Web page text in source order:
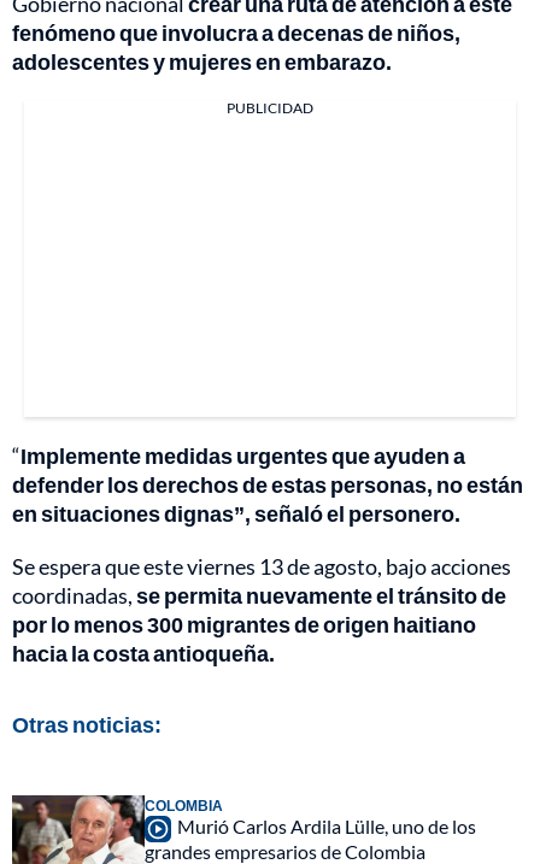
fenómeno que involucra a decenas de niños,
adolescentes y mujeres en embarazo.
PUBLICIDAD
“Implemente medidas urgentes que ayuden a
defender los derechos de estas personas, no están
en situaciones dignas”, señaló el personero.
Se espera que este viernes 13 de agosto, bajo acciones
coordinadas,se permita nuevamente el tránsito de
por lo menos 300 migrantes de origen haitiano
hacia la costa antioqueña.
Otras noticias:
COLOMBIA
Murió Carlos Ardila Lülle, uno de los
grandes empresarios de Colombia